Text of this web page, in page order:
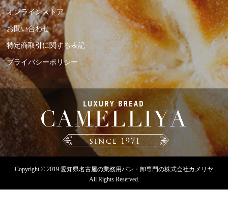
オンラインストア
お問い合わせ
特定商取引に関する表記
プライバシーポリシー
Copyright © 2019 愛知県名古屋の業務用パン・卸専門の株式会社カメリヤ
All Rights Reserved.